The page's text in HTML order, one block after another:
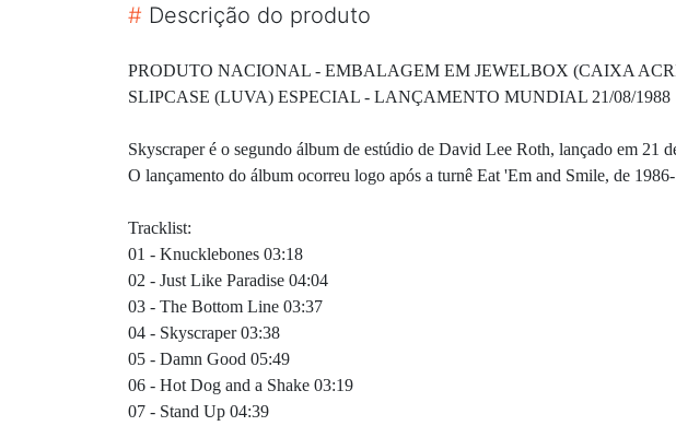
# Descrição do produto
PRODUTO NACIONAL - EMBALAGEM EM JEWELBOX (CAIXA
SLIPCASE (LUVA) ESPECIAL - LANÇAMENTO
Skyscraper é o segundo álbum de estúdio de David Lee Roth, lançado em 21
O lançamento do álbum ocorreu logo após a turnê Eat 'Em and Smile, de
Tracklist:
01 - Knucklebones 03:18
02 - Just Like Paradise 04:04
03 - The Bottom Line 03:37
04 - Skyscraper 03:38
05 - Damn Good 05:49
06 - Hot Dog and a Shake 03:19
07 - Stand Up 04:39